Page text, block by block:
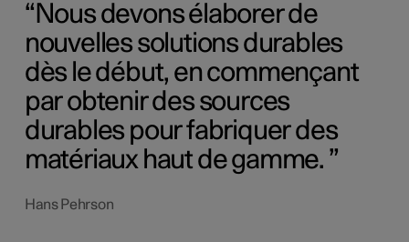
Nous devons élaborer de
nouvelles solutions durables
dès le début, en commençant
par obtenir des sources
durables pour fabriquer des
matériaux haut de gamme.
Hans Pehrson